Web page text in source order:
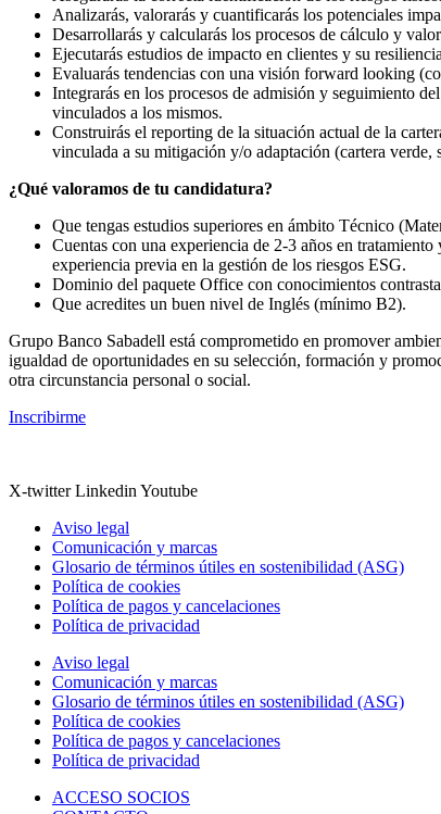
Analizarás, valorarás y cuantificarás los potenciales
Desarrollarás y calcularás los procesos de cálculo y
Ejecutarás estudios de impacto en clientes y su
Evaluarás tendencias con una visión forward looking
Integrarás en los procesos de admisión y seguimiento
vinculados a los mismos.
Construirás el reporting de la situación actual de la
vinculada a su mitigación y/o adaptación (cartera
¿Qué valoramos de tu candidatura?
Que tengas estudios superiores en ámbito Técnico
Cuentas con una experiencia de 2-3 años en
experiencia previa en la gestión de los riesgos ESG.
Dominio del paquete Office con conocimientos
Que acredites un buen nivel de Inglés (mínimo B2).
Grupo Banco Sabadell está comprometido en promover
igualdad de oportunidades en su selección, formación y
otra circunstancia personal o social.
Inscribirme
X-twitter Linkedin Youtube
Aviso legal
Comunicación y marcas
Glosario de términos útiles en sostenibilidad (ASG)
Política de cookies
Política de pagos y cancelaciones
Política de privacidad
Aviso legal
Comunicación y marcas
Glosario de términos útiles en sostenibilidad (ASG)
Política de cookies
Política de pagos y cancelaciones
Política de privacidad
ACCESO SOCIOS